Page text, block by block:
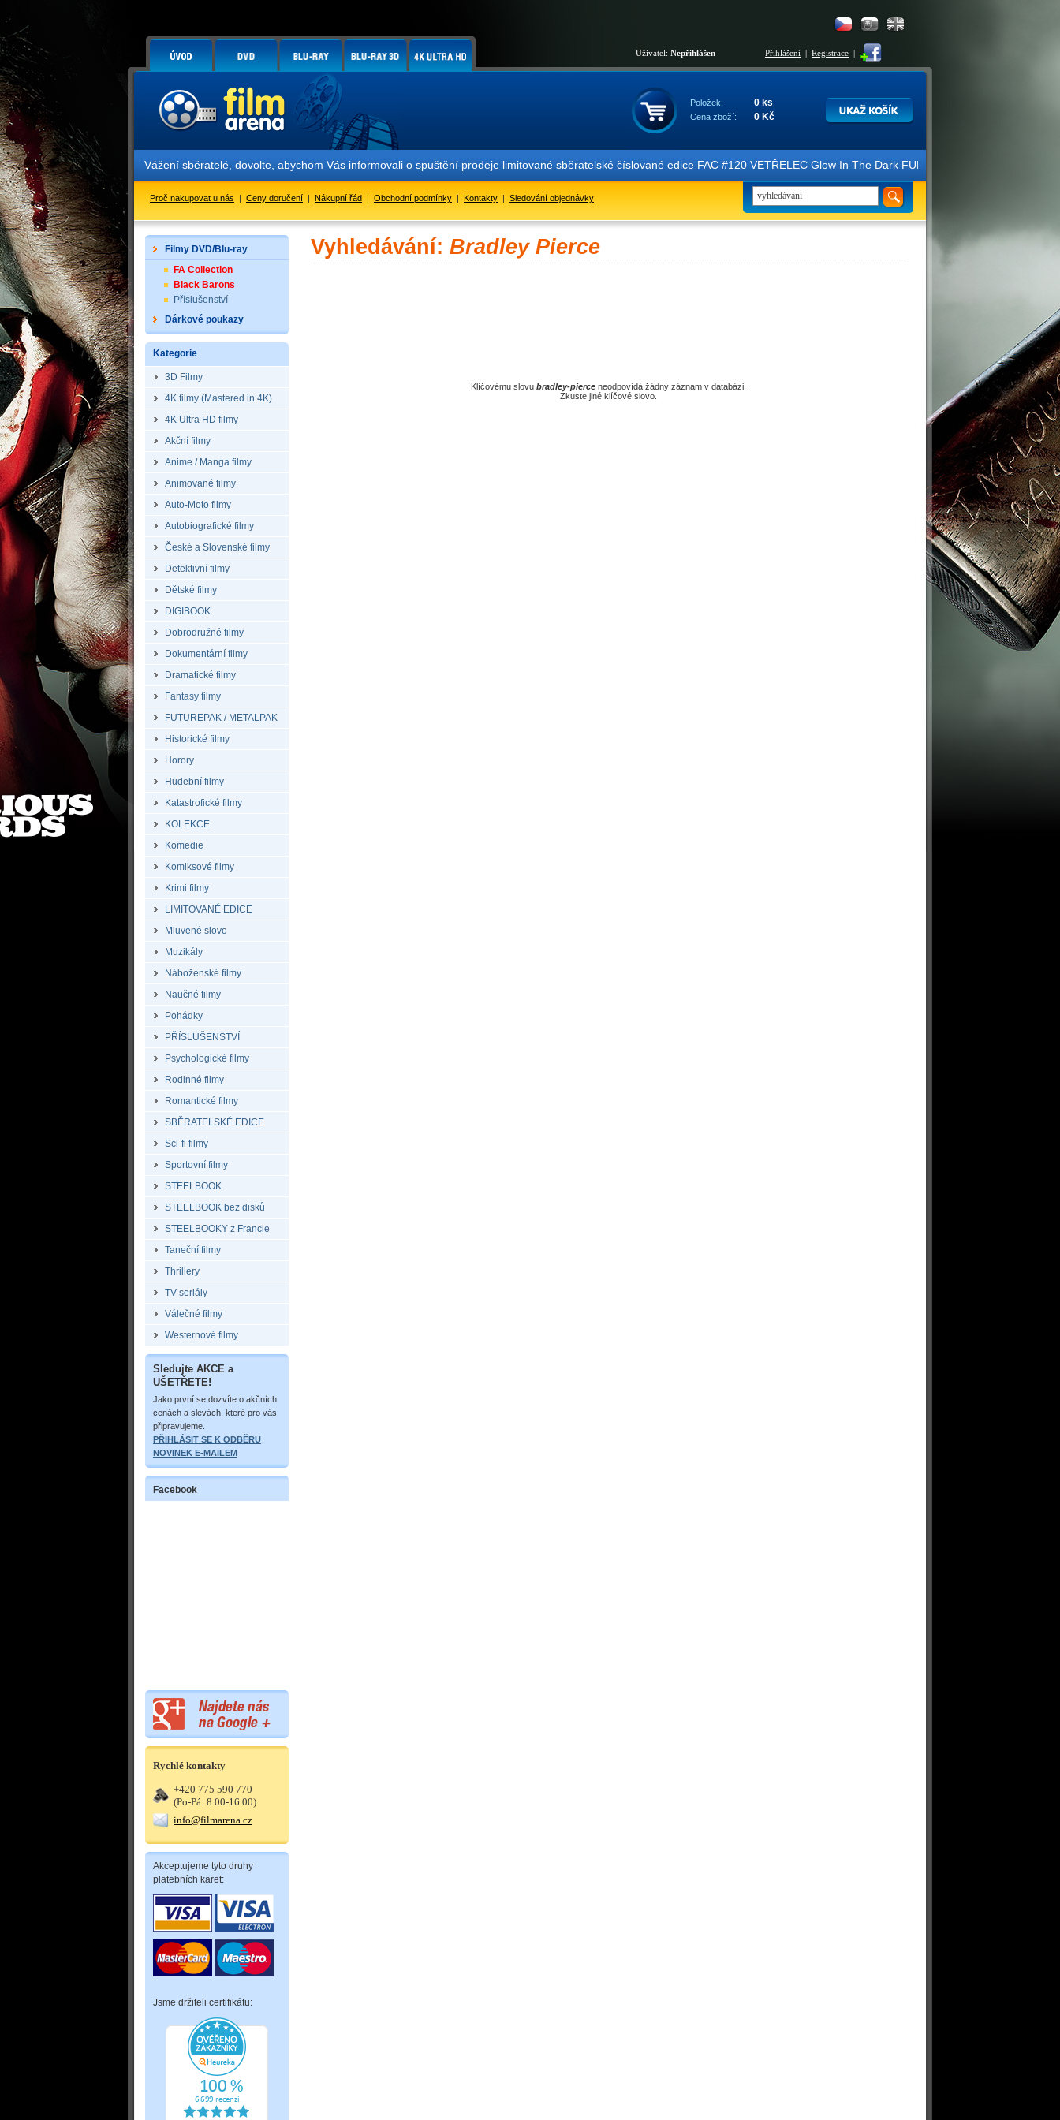
Uživatel: Nepřihlášen Přihlášení | Registrace |
Položek: 0 ks
Cena zboží: 0 Kč
Vážení sběratelé, dovolte, abychom Vás informovali o spuštění prodeje limitované sběratelské číslované edice FAC #120 VETŘELEC Glow In The Dark FULLSLIP XL EDITION #3 4K
Proč nakupovat u nás | Ceny doručení | Nákupní řád | Obchodní podmínky | Kontakty | Sledování objednávky
Filmy DVD/Blu-ray
FA Collection
Black Barons
Příslušenství
Dárkové poukazy
Kategorie
3D Filmy
4K filmy (Mastered in 4K)
4K Ultra HD filmy
Akční filmy
Anime / Manga filmy
Animované filmy
Auto-Moto filmy
Autobiografické filmy
České a Slovenské filmy
Detektivní filmy
Dětské filmy
DIGIBOOK
Dobrodružné filmy
Dokumentární filmy
Dramatické filmy
Fantasy filmy
FUTUREPAK / METALPAK
Historické filmy
Horory
Hudební filmy
Katastrofické filmy
KOLEKCE
Komedie
Komiksové filmy
Krimi filmy
LIMITOVANÉ EDICE
Mluvené slovo
Muzikály
Náboženské filmy
Naučné filmy
Pohádky
PŘÍSLUŠENSTVÍ
Psychologické filmy
Rodinné filmy
Romantické filmy
SBĚRATELSKÉ EDICE
Sci-fi filmy
Sportovní filmy
STEELBOOK
STEELBOOK bez disků
STEELBOOKY z Francie
Taneční filmy
Thrillery
TV seriály
Válečné filmy
Westernové filmy
Sledujte AKCE a
UŠETŘETE!
Jako první se dozvíte o akčních
cenách a slevách, které pro vás
připravujeme.
PŘIHLÁSIT SE K ODBĚRU
NOVINEK E-MAILEM
Facebook
Rychlé kontakty
+420 775 590 770
(Po-Pá: 8.00-16.00)
info@filmarena.cz
Akceptujeme tyto druhy
platebních karet:
Jsme držiteli certifikátu:
Vyhledávání: Bradley Pierce
Klíčovému slovu bradley-pierceneodpovídá žádný záznam v databázi.
Zkuste jiné klíčové slovo.